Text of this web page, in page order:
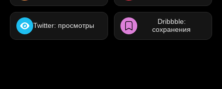
Twitter: просмотры
Dribbble:
сохранения